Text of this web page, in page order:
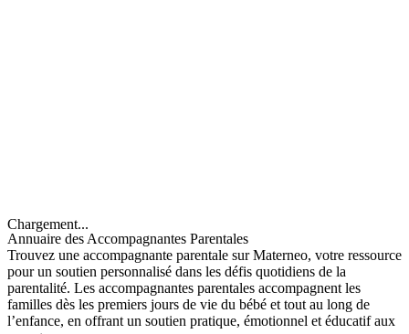
Chargement...
Annuaire des Accompagnantes Parentales
Trouvez une accompagnante parentale sur Materneo, votre ressource
pour un soutien personnalisé dans les défis quotidiens de la
parentalité. Les accompagnantes parentales accompagnent les
familles dès les premiers jours de vie du bébé et tout au long de
l’enfance, en offrant un soutien pratique, émotionnel et éducatif aux